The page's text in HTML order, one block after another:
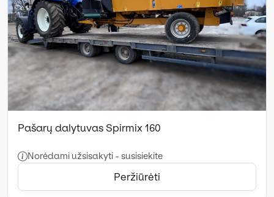
Pašarų dalytuvas Spirmix 160
Norėdami užsisakyti - susisiekite
Peržiūrėti